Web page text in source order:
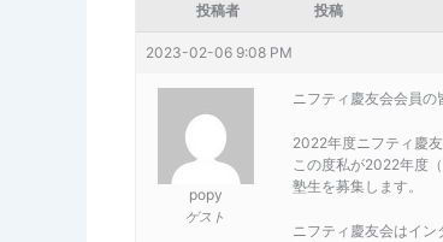
投稿者 投稿
2023-02-06 9:08 PM
popy
ゲスト
ニフティ慶友会会員の
2022年度ニフティ慶
この度私が2022年度
塾生を募集します。
ニフティ慶友会はイ